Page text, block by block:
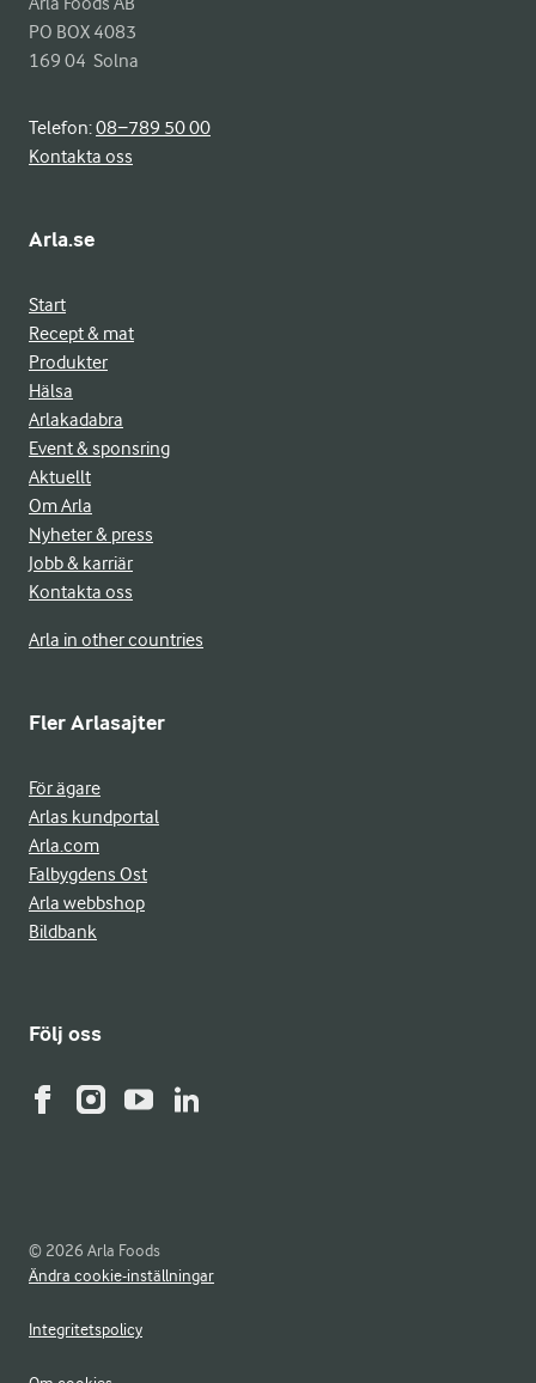
PO BOX 4083
169 04  Solna
Telefon:08−789 50 00
Kontakta oss
Arla.se
Start
Recept & mat
Produkter
Hälsa
Arlakadabra
Event & sponsring
Aktuellt
Om Arla
Nyheter & press
Jobb & karriär
Kontakta oss
Arla in other countries
Fler Arlasajter
För ägare
Arlas kundportal
Arla.com
Falbygdens Ost
Arla webbshop
Bildbank
Följ oss
© 2026 Arla Foods
Ändra cookie-inställningar
Integritetspolicy